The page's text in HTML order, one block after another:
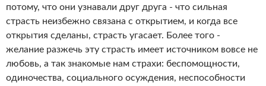
потому, что они узнавали друг друга - что сильная
страсть неизбежно связана с открытием, и когда все
открытия сделаны, страсть угасает. Более того -
желание разжечь эту страсть имеет источником вовсе не
любовь, а так знакомые нам страхи: беспомощности,
одиночества, социального осуждения, неспособности